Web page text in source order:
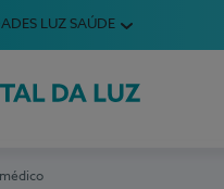
LUZ SAÚDE
Lisboa